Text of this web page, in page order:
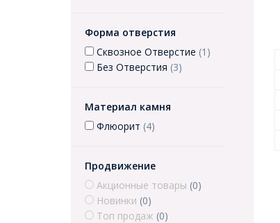
Форма отверстия
Сквозное Отверстие (1)
Без Отверстия (3)
Материал камня
Флюорит (4)
Продвижение
Акционные товары (0)
Новинки (0)
Топ продаж (0)